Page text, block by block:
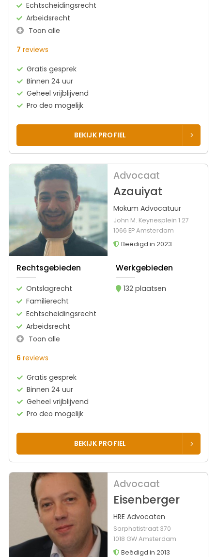
Echtscheidingsrecht
Arbeidsrecht
Toon alle
7 reviews
Gratis gesprek
Binnen 24 uur
Geheel vrijblijvend
Pro deo mogelijk
BEKIJK PROFIEL
Advocaat
Azauiyat
Mokum Advocatuur
John M. Keynesplein 1 27
1066 EP Amsterdam
Beëdigd in 2023
Rechtsgebieden
Ontslagrecht
Familierecht
Echtscheidingsrecht
Arbeidsrecht
Toon alle
Werkgebieden
132 plaatsen
6 reviews
Gratis gesprek
Binnen 24 uur
Geheel vrijblijvend
Pro deo mogelijk
BEKIJK PROFIEL
Advocaat
Eisenberger
HRE Advocaten
Sarphatistraat 370
1018 GW Amsterdam
Beëdigd in 2013